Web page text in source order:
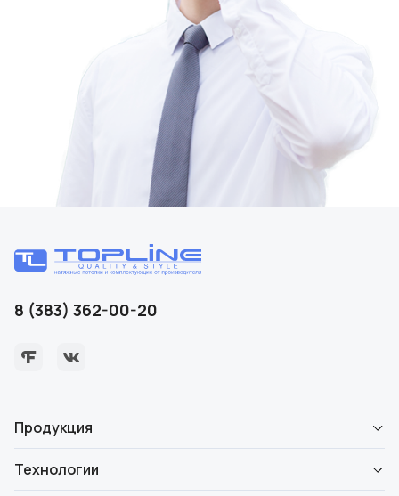
8 (383) 362-00-20
Продукция
Технологии